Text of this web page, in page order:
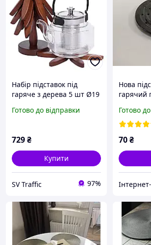
Набір підставок під
гаряче з дерева 5 шт Ø19
на стіл під гаряче HB-40-
Готово до відправки
729₴
Купити
SV Traffic 97%
Нова
гарячий
Готово
70₴